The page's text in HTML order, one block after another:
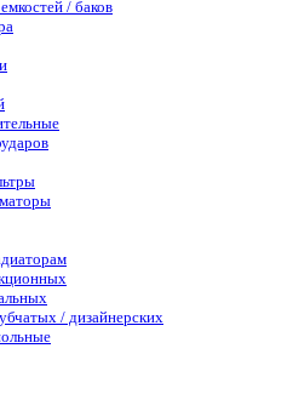
/ баков
/ дизайнерских